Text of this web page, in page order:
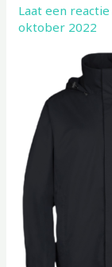
Laat een
oktober 2022